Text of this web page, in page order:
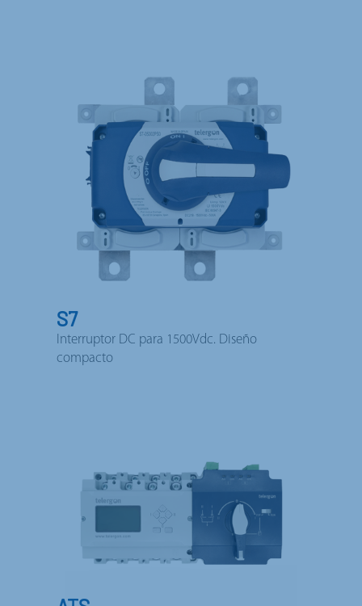
S7
Interruptor DC para 1500Vdc. Diseño
compacto